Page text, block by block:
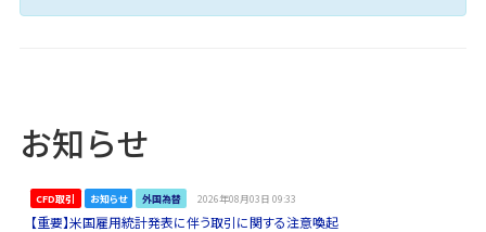
お知らせ
CFD取引 お知らせ 外国為替 2026年08月03日 09:33
【重要】米国雇用統計発表に伴う取引に関する注意喚起